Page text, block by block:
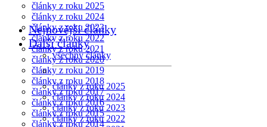
články z roku 2025
články z roku 2024
články z roku 2023
články z roku 2022
články z roku 2021
články z roku 2020
články z roku 2019
články z roku 2018
články z roku 2017
články z roku 2016
články z roku 2015
články z roku 2014
Nejnovější články
Další články
všechny články
články z roku 2025
články z roku 2024
články z roku 2023
články z roku 2022